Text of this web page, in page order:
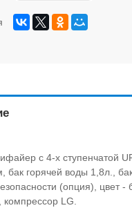
с 4-х ступенчатой
бак горячей воды 1,8л.,
(опция), цвет -
компрессор LG.